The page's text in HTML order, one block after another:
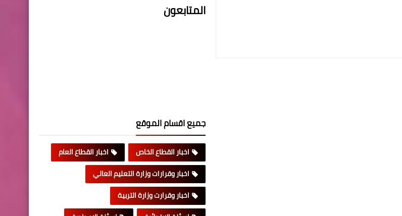
المتابعون
جميع اقسام الموقع
اخبار القطاع الخاص
اخبار القطاع العام
اخبار وقرارات وزارة التعليم العالي
اخبار وقرارت وزارة التربية